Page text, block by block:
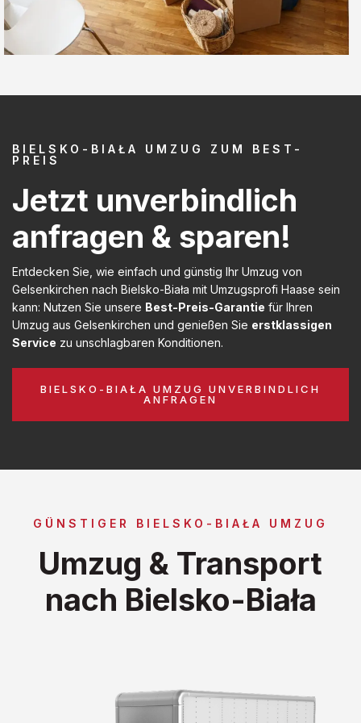
BIELSKO-BIAŁA UMZUG ZUM BEST-
PREIS
Jetzt unverbindlich
anfragen & sparen!
Entdecken Sie, wie einfach und günstig Ihr Umzug von
Gelsenkirchen nach Bielsko-Biała mit Umzugsprofi Haase sein
kann: Nutzen Sie unsere Best-Preis-Garantie für Ihren
Umzug aus Gelsenkirchen und genießen Sie erstklassigen
Service zu unschlagbaren Konditionen.
BIELSKO-BIAŁA UMZUG UNVERBINDLICH
ANFRAGEN
GÜNSTIGER BIELSKO-BIAŁA UMZUG
Umzug & Transport
nach Bielsko-Biała